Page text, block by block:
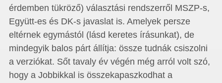
érdemben tükröző) választási rendszerről MSZP-s,
Együtt-es és DK-s javaslat is. Amelyek persze
eltérnek egymástól (lásd keretes írásunkat), de
mindegyik balos párt állítja: össze tudnák csiszolni
a verziókat. Sőt tavaly év végén még arról volt szó,
hogy a Jobbikkal is összekapaszkodhat a